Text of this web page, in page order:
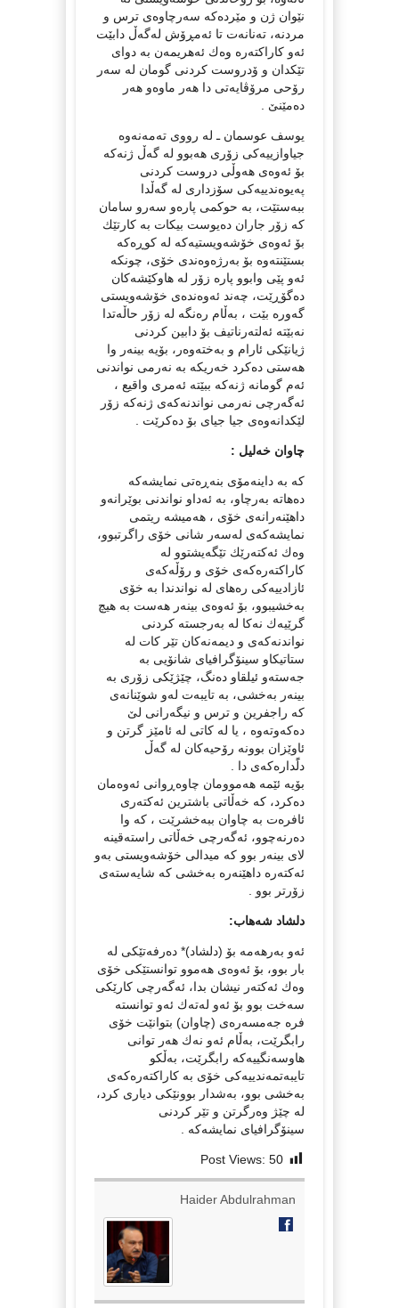
نێوان ژن و مێرده‌كه‌ سه‌رچاوه‌ی ترس و
مردنه‌، ته‌نانه‌ت تا ئه‌مڕۆش له‌گه‌ڵ دابێت
ئه‌و كاراكته‌ره‌ وه‌ك ئه‌هریمه‌ن به‌ دوای
تێكدان و ۆدروست كردنی گومان له‌ سه‌ر
رۆحی مرۆڤایه‌تی دا هه‌ر ماوه‌و هه‌ر
ده‌مێنێ‌ .
یوسف عوسمان ـ له‌ رووی ته‌مه‌نه‌وه‌
جیاوازییه‌كی زۆری هه‌بوو له‌ گه‌ڵ ژنه‌كه‌
بۆ ئه‌وه‌ی هه‌وڵی دروست كردنی
په‌یوه‌ندییه‌كی سۆزداری له‌ گه‌ڵدا
ببه‌ستێت، به‌ حوكمی پاره‌و سه‌رو سامان
كه‌ زۆر جاران ده‌یوست بیكات به‌ كارتێك
بۆ ئه‌وه‌ی خۆشه‌ویستیه‌كه‌ له‌ كوڕه‌كه‌
بستێنته‌وه‌ بۆ به‌رژه‌وه‌ندی خۆی، چونكه‌
ئه‌و پێی وابوو پاره‌ زۆر له‌ هاوكێشه‌كان
ده‌گۆڕێت، چه‌ند ئه‌وه‌نده‌ی خۆشه‌ویستی
گه‌وره‌ بێت ، به‌ڵام ره‌نگه‌ له‌ زۆر حاڵه‌تدا
نه‌بێته‌ ئه‌لته‌رناتیف بۆ دابین كردنی
ژیانێكی ئارام و به‌خته‌وه‌ر، بۆیه‌ بینه‌ر وا
هه‌ستی ده‌كرد خه‌ریكه‌ به‌ نه‌رمی نواندنی
ئه‌م گومانه‌ ژنه‌كه‌ ببێته‌ ئه‌مری واقیع ،
ئه‌گه‌رچی نه‌رمی نواندنه‌كه‌ی ژنه‌كه‌ زۆر
لێكدانه‌وه‌ی جیا جیای بۆ ده‌كرێت .
چاوان خه‌لیل :
كه‌ به‌ داینه‌مۆی بنه‌ڕه‌تی نمایشه‌كه‌
ده‌هاته‌ به‌رچاو، به‌ ئه‌داو نواندنی بوێرانه‌و
داهێنه‌رانه‌ی خۆی ، هه‌میشه‌ ریتمی
نمایشه‌كه‌ی له‌سه‌ر شانی خۆی راگرتبوو،
وه‌ك ئه‌كته‌رێك تێگه‌یشتوو له‌
كاراكته‌ره‌كه‌ی خۆی و رۆڵه‌كه‌ی
ئازادییه‌كی ره‌های له‌ نواندندا به‌ خۆی
به‌خشیبوو، بۆ ئه‌وه‌ی بینه‌ر هه‌ست به‌ هیچ
گرێیه‌ك نه‌كا له‌ به‌رجسته‌ كردنی
نواندنه‌كه‌ی و دیمه‌نه‌كان تێر كات له‌
ستاتیكاو سینۆگرافیای شانۆیی به‌
جه‌سته‌و ئیلقاو ده‌نگ، چێژێكی زۆری به‌
بینه‌ر به‌خشی، به‌ تایبه‌ت له‌و شوێنانه‌ی
كه‌ راجفرین و ترس و نیگه‌رانی لێ‌
ده‌كه‌وته‌وه‌ ، یا له‌ كاتی له‌ ئامێز گرتن و
ئاوێزان بوونه‌ رۆحیه‌كان له‌ گه‌ڵ
دلًَداره‌كه‌ی دا .
بۆیه‌ ئێمه‌ هه‌موومان چاوه‌ڕوانی ئه‌وه‌مان
ده‌كرد، كه‌ خه‌ڵاتی باشترین ئه‌كته‌ری
ئافره‌ت به‌ چاوان ببه‌خشرێت ، كه‌ وا
ده‌رنه‌چوو، ئه‌گه‌رچی خه‌ڵاتی راسته‌قینه‌
لای بینه‌ر بوو كه‌ میدالی خۆشه‌ویستی به‌و
ئه‌كته‌ره‌ داهێنه‌ره‌ به‌خشی كه‌ شایه‌سته‌ی
زۆرتر بوو .
دلشاد شه‌هاب:
ئه‌و به‌رهه‌مه‌ بۆ (دلشاد)* ده‌رفه‌تێكی له‌
بار بوو، بۆ ئه‌وه‌ی هه‌موو توانستێكی خۆی
وه‌ك ئه‌كته‌ر نیشان بدا، ئه‌گه‌رچی كارێكی
سه‌خت بوو بۆ ئه‌و له‌ته‌ك ئه‌و توانسته‌
فره‌ جه‌مسه‌ره‌ی (چاوان) بتوانێت خۆی
رابگرێت، به‌ڵام ئه‌و نه‌ك هه‌ر توانی
هاوسه‌نگییه‌كه‌ رابگرێت، به‌ڵكو
تایبه‌تمه‌ندییه‌كی خۆی به‌ كاراكته‌ره‌كه‌ی
به‌خشی بوو، به‌شدار بوونێكی دیاری كرد،
له‌ چێژ وه‌رگرتن و تێر كردنی
سینۆگرافیای نمایشه‌كه‌ .
Post Views: 50
Haider Abdulrahman